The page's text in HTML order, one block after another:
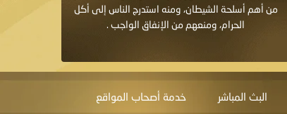
من أهم أسلحة الشيطان، ومنه استدرج الناس إلى أكل
الحرام، ومنعهم من الإنفاق الواجب .
البث المباشر خدمة أصحاب المواقع